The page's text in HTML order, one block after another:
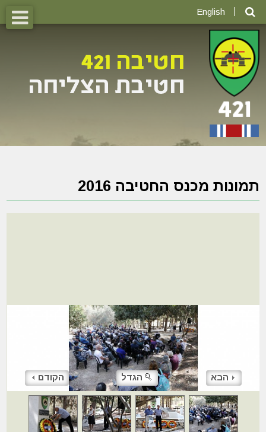
English
תמונות מכנס החטיבה 2016
הקודם הגדל הבא